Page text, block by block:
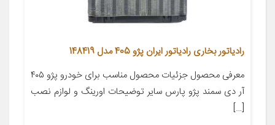
رادیاتور بخاری رادیاتور ایران پژو 405 مدل 148419
معرفی محصول جزئیات محصول مناسب برای خودرو پژو ۴۰۵
آر دی سمند پژو پارس سایر توضیحات اورینگ و لوازم نصب
[…]